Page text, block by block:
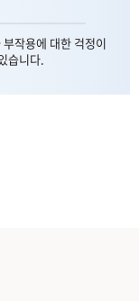
작용에 대한 걱정이
습니다.